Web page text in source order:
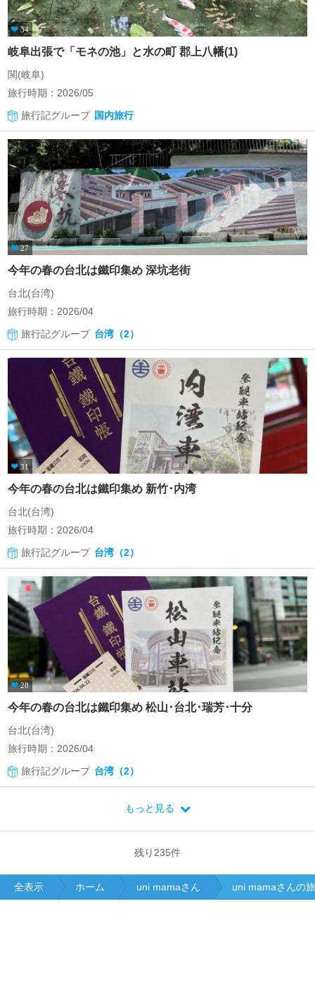
34
岐阜出張で「モネの池」と水の町 郡上八幡(1)
関(岐阜)
旅行時期：2026/05
旅行記グループ 国内旅行
27
今年の春の台北は鐵印集め 深坑老街
台北(台湾)
旅行時期：2026/04
旅行記グループ 台湾（2）
31
今年の春の台北は鐵印集め 新竹･内湾
台北(台湾)
旅行時期：2026/04
旅行記グループ 台湾（2）
28
今年の春の台北は鐵印集め 松山･台北･瑞芳･十分
台北(台湾)
旅行時期：2026/04
旅行記グループ 台湾（2）
もっと見る
残り235件
全表示 ホーム uni mamaさん uni mamaさんの